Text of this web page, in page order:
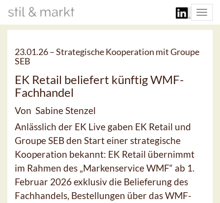
23.01.26 –Strategische Kooperation mit Groupe
SEB
EK Retail beliefert künftig WMF-
Fachhandel
Von Sabine Stenzel
Anlässlich der EK Live gaben EK Retail und
Groupe SEB den Start einer strategische
Kooperation bekannt: EK Retail übernimmt
im Rahmen des „Markenservice WMF“ ab 1.
Februar 2026 exklusiv die Belieferung des
Fachhandels, Bestellungen über das WMF-